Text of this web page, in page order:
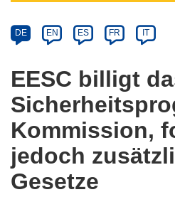
Article
available
the
following
languages:
DE EN ES FR IT
EESC billigt
Kommission,
jedoch
Gesetze